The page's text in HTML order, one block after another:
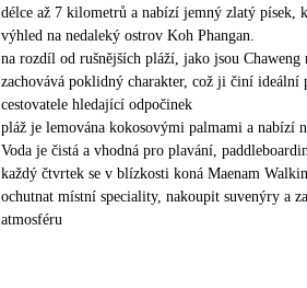
délce až 7 kilometrů a nabízí jemný zlatý písek,
výhled na nedaleký ostrov Koh Phangan.
na rozdíl od rušnějších pláží, jako jsou Chaweng
zachovává poklidný charakter, což ji činí ideální
cestovatele hledající odpočinek
pláž je lemována kokosovými palmami a nabízí
Voda je čistá a vhodná pro plavání,
každý čtvrtek se v blízkosti koná Maenam
ochutnat místní speciality, nakoupit suvenýry a
atmosféru